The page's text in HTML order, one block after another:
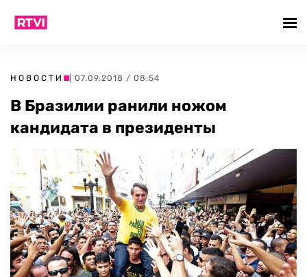
НОВОСТИ | 07.09.2018 / 08:54
В Бразилии ранили ножом
кандидата в президенты